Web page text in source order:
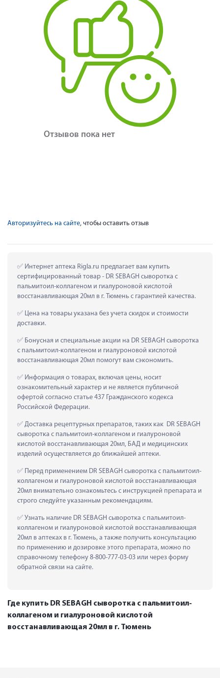
Отзывов пока нет
Авторизуйтесь на сайте, чтобы оставить отзыв
Интернет аптека Rigla.ru предлагает вам купить
сертифицированный товар - DR SEBAGH сыворотка c
пальмитоил-коллагеном и гиалуроновой кислотой
восстанавливающая 20мл в г. Тюмень с гарантией качества.
Цена на товары указана без учета скидок и стоимости
доставки.
Бонусная и специальные акции на DR SEBAGH сыворотка
c пальмитоил-коллагеном и гиалуроновой кислотой
восстанавливающая 20мл помогут вам сэкономить.
Информация о товарах, включая цены, носит
ознакомительный характер и не является публичной
офертой согласно статье 437 Гражданского кодекса
Российской Федерации.
Доставка рецептурных препаратов, таких как  DR SEBAGH
сыворотка c пальмитоил-коллагеном и гиалуроновой
кислотой восстанавливающая 20мл, БАД и медицинских
изделий осуществляется до ближайшей аптеки.
Перед применением DR SEBAGH сыворотка c пальмитоил-
коллагеном и гиалуроновой кислотой восстанавливающая
20мл внимательно ознакомьтесь с инструкцией препарата и
строго следуйте указанным рекомендациям.
Узнать наличие DR SEBAGH сыворотка c пальмитоил-
коллагеном и гиалуроновой кислотой восстанавливающая
20мл в аптеках в г. Тюмень, а также получить консультацию
по применению и дозировке этого препарата, можно по
справочному телефону 8-800-777-03-03 или через форму
обратной связи на сайте.
Где купить DR SEBAGH сыворотка c пальмитоил-
коллагеном и гиалуроновой кислотой
восстанавливающая 20мл в г. Тюмень